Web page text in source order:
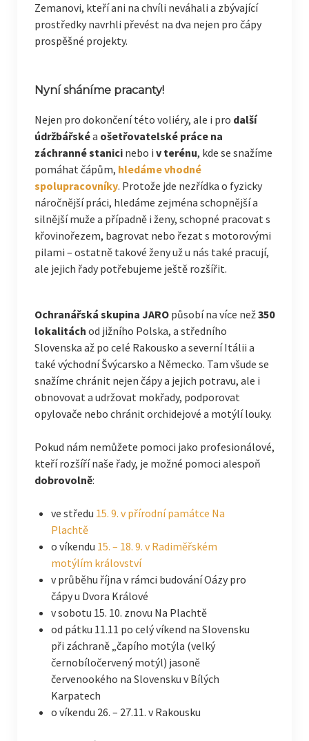
Zemanovi, kteří ani na chvíli neváhali a zbývající
prostředky navrhli převést na dva nejen pro čápy
prospěšné projekty.
Nyní sháníme pracanty!
Nejen pro dokončení této voliéry, ale i pro další
údržbářskéa ošetřovatelské práce na
záchranné stanicinebo i v terénu, kde se snažíme
pomáhat čápům, hledáme vhodné
spolupracovníky. Protože jde nezřídka o fyzicky
náročnější práci, hledáme zejména schopnější a
silnější muže a případně i ženy, schopné pracovat s
křovinořezem, bagrovat nebo řezat s motorovými
pilami – ostatně takové ženy už u nás také pracují,
ale jejich řady potřebujeme ještě rozšířit.
Ochranářská skupina JAROpůsobí na více než350
lokalitách od jižního Polska, a středního
Slovenska až po celé Rakousko a severní Itálii a
také východní Švýcarsko a Německo. Tam všude se
snažíme chránit nejen čápy a jejich potravu, ale i
obnovovat a udržovat mokřady, podporovat
opylovače nebo chránit orchidejové a motýlí louky.
Pokud nám nemůžete pomoci jako profesionálové,
kteří rozšíří naše řady, je možné pomoci alespoň
dobrovolně:
ve středu 15. 9. v přírodní památce Na
Plachtě
o víkendu 15. – 18. 9. v Radiměřském
motýlím království
v průběhu října v rámci budování Oázy pro
čápy u Dvora Králové
v sobotu 15. 10. znovu Na Plachtě
od pátku 11.11 po celý víkend na Slovensku
při záchraně „čapího motýla (velký
černobíločervený motýl) jasoně
červenookého na Slovensku v Bílých
Karpatech
o víkendu 26. – 27.11. v Rakousku